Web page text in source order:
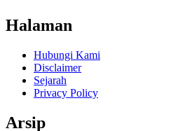
Halaman
Hubungi Kami
Disclaimer
Sejarah
Privacy Policy
Arsip